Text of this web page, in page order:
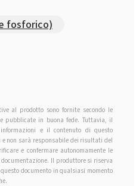
fosforico)
al prodotto sono fornite secondo le
pubblicate in buona fede. Tuttavia, il
e il contenuto di questo
non sarà responsabile dei risultati del
e confermare autonomamente le
Il produttore si riserva
documento in qualsiasi momento